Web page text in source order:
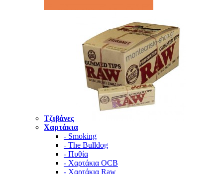
Τζιβάνες
Χαρτάκια
- Smoking
- The Bulldog
- Πυθία
- Χαρτάκια OCB
- Χαρτάκια Raw